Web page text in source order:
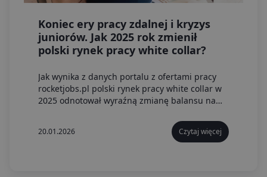
Koniec ery pracy zdalnej i kryzys
juniorów. Jak 2025 rok zmienił
polski rynek pracy white collar?
Jak wynika z danych portalu z ofertami pracy
rocketjobs.pl polski rynek pracy white collar w
2025 odnotował wyraźną zmianę balansu na
oferowana w tylko 9 proc. ofert, niemal
zniknęła, a juniorzy stanęli w obliczu
20.01.2026 Czytaj więcej